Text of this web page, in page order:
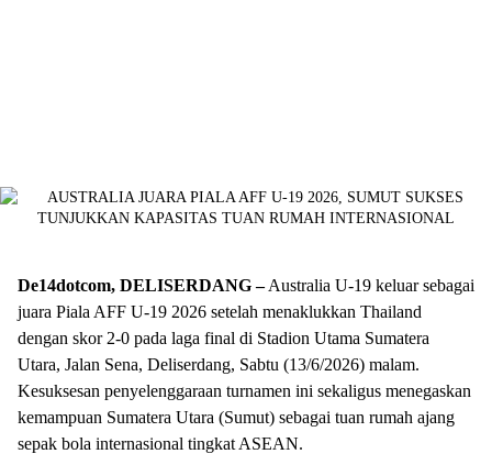
De14dotcom, DELISERDANG –Australia U-19 keluar sebagai
juara Piala AFF U-19 2026 setelah menaklukkan Thailand
dengan skor 2-0 pada laga final di Stadion Utama Sumatera
Utara, Jalan Sena, Deliserdang, Sabtu (13/6/2026) malam.
Kesuksesan penyelenggaraan turnamen ini sekaligus menegaskan
kemampuan Sumatera Utara (Sumut) sebagai tuan rumah ajang
sepak bola internasional tingkat ASEAN.